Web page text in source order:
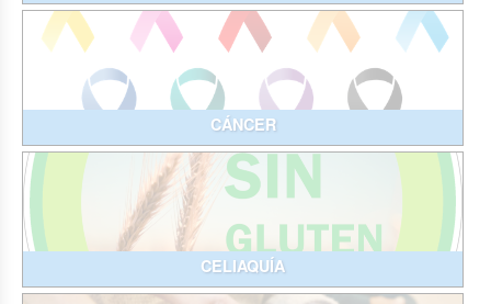
CÁNCER
CELIAQUÍA